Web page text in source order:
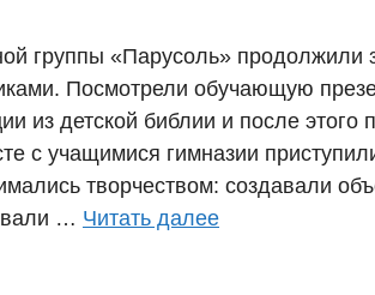
группы «Парусоль» продолжили
Посмотрели обучающую
из детской библии и после
с учащимися гимназии
творчеством: создавали
… Читать далее